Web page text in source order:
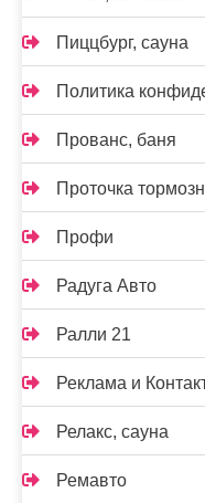
Пиццбург, сауна
Политика
Прованс, баня
Проточка
Профи
Радуга Авто
Ралли 21
Реклама и
Релакс, сауна
Ремавто